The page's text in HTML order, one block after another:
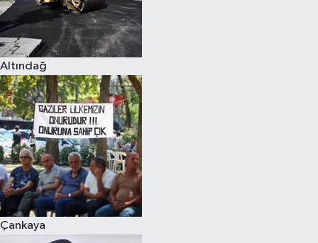
Altındağ
Çankaya